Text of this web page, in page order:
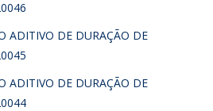
ADITIVO DE DURAÇÃO DE
ADITIVO DE DURAÇÃO DE